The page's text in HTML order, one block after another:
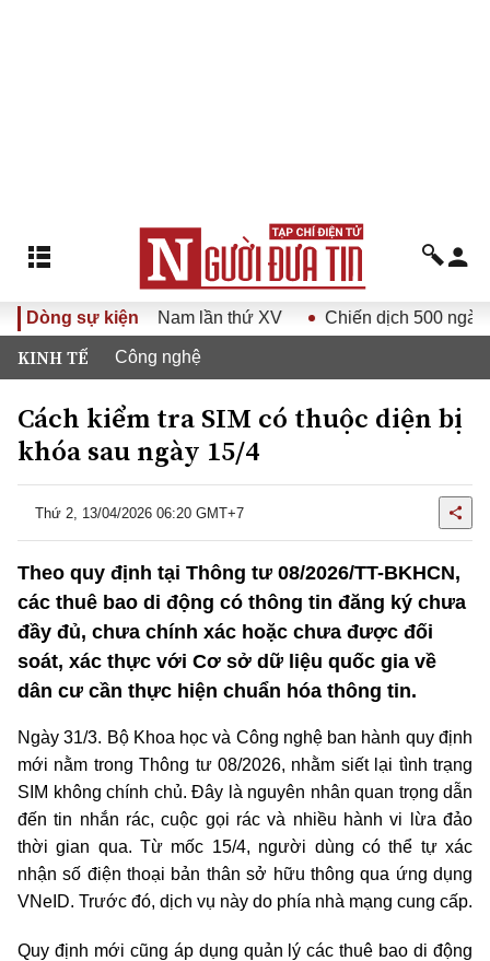
Dòng sự kiện
gia Việt Nam lần thứ XV Chiến dịch 500 ngày đêm
KINH TẾ Công nghệ
Cách kiểm tra SIM có thuộc diện bị
khóa sau ngày 15/4
Thứ 2, 13/04/2026 06:20 GMT+7
Theo quy định tại Thông tư 08/2026/TT-BKHCN,
các thuê bao di động có thông tin đăng ký chưa
đầy đủ, chưa chính xác hoặc chưa được đối
soát, xác thực với Cơ sở dữ liệu quốc gia về
dân cư cần thực hiện chuẩn hóa thông tin.
Ngày 31/3. Bộ Khoa học và Công nghệ ban hành quy định
mới nằm trong Thông tư 08/2026, nhằm siết lại tình trạng
SIM không chính chủ. Đây là nguyên nhân quan trọng dẫn
đến tin nhắn rác, cuộc gọi rác và nhiều hành vi lừa đảo
thời gian qua. Từ mốc 15/4, người dùng có thể tự xác
nhận số điện thoại bản thân sở hữu thông qua ứng dụng
VNeID. Trước đó, dịch vụ này do phía nhà mạng cung cấp.
Quy định mới cũng áp dụng quản lý các thuê bao di động